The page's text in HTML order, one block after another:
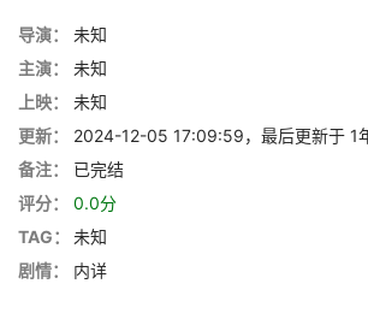
导演：
未知
主演：
未知
上映：
未知
更新：
2024-12-05 17:09:59，最后更新于 1
备注：
已完结
评分：
0.0分
TAG：
未知
剧情：
内详